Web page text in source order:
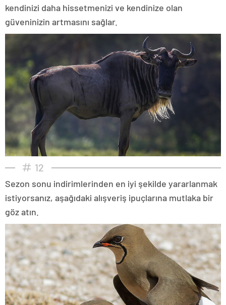
kendinizi daha hissetmenizi ve kendinize olan
güveninizin artmasını sağlar.
12
Sezon sonu indirimlerinden en iyi şekilde yararlanmak
istiyorsanız, aşağıdaki alışveriş ipuçlarına mutlaka bir
göz atın.